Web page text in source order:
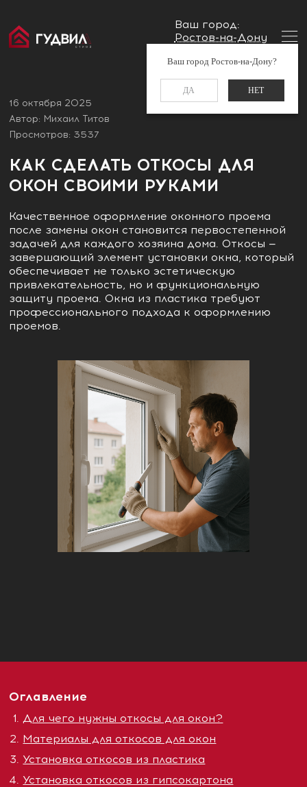
Ваш город:
Ростов-на-Дону
Ваш город Ростов-на-Дону?
ДА НЕТ
Заказать звонок
16 октября 2025
Автор: Михаил Титов
Просмотров: 3537
КАК СДЕЛАТЬ ОТКОСЫ ДЛЯ
ОКОН СВОИМИ РУКАМИ
Качественное оформление оконного проема
после замены окон становится первостепенной
задачей для каждого хозяина дома. Откосы —
завершающий элемент установки окна, который
обеспечивает не только эстетическую
привлекательность, но и функциональную
защиту проема. Окна из пластика требуют
профессионального подхода к оформлению
проемов.
Оглавление
Для чего нужны откосы для окон?
Материалы для откосов для окон
Установка откосов из пластика
Установка откосов из гипсокартона